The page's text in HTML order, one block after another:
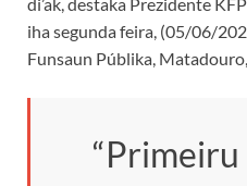
iha segunda feira, (05/06/
Funsaun Públika,